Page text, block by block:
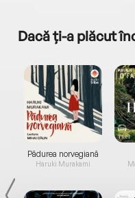
Dacă ți-a plăcut
Pădurea norvegiană
Haruki Murakami